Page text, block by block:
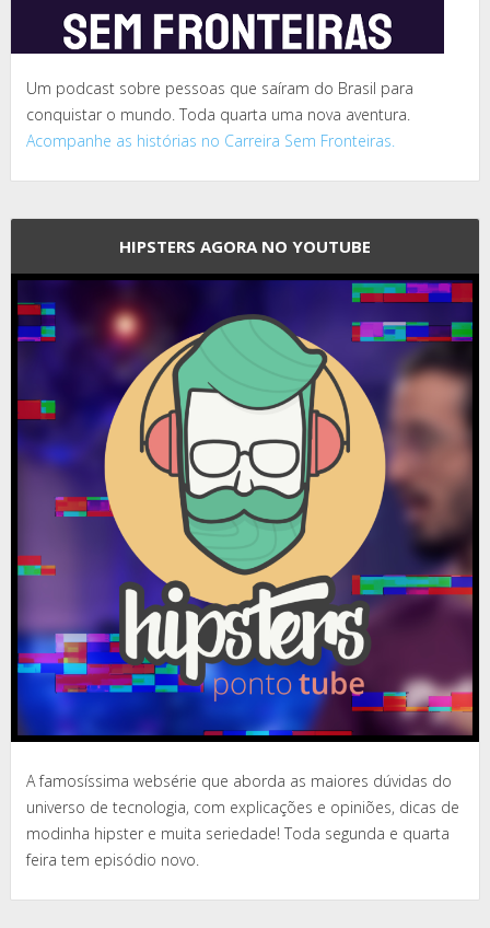
Um podcast sobre pessoas que saíram do Brasil para
conquistar o mundo. Toda quarta uma nova aventura.
Acompanhe as histórias no Carreira Sem Fronteiras.
HIPSTERS AGORA NO YOUTUBE
A famosíssima websérie que aborda as maiores dúvidas do
universo de tecnologia, com explicações e opiniões, dicas de
modinha hipster e muita seriedade! Toda segunda e quarta
feira tem episódio novo.